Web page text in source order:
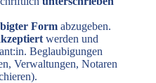
Form abzugeben.
werden und
Beglaubigungen
Verwaltungen, Notaren